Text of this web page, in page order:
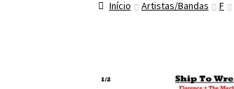
Início Artistas/Bandas F